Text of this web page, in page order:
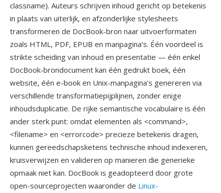
classname). Auteurs schrijven inhoud gericht op betekenis
in plaats van uiterlijk, en afzonderlijke stylesheets
transformeren de DocBook-bron naar uitvoerformaten
zoals HTML, PDF, EPUB en manpagina's. Één voordeel is
strikte scheiding van inhoud en presentatie — één enkel
DocBook-brondocument kan één gedrukt boek, één
website, één e-book en Unix-manpagina's genereren via
verschillende transformatiepijplijnen, zonder enige
inhoudsduplicatie. De rijke semantische vocabulaire is één
ander sterk punt: omdat elementen als <command>,
<filename> en <errorcode> precieze betekenis dragen,
kunnen gereedschapsketens technische inhoud indexeren,
kruisverwijzen en valideren op manieren die generieke
opmaak niet kan. DocBook is geadopteerd door grote
open-sourceprojecten waaronder de Linux-